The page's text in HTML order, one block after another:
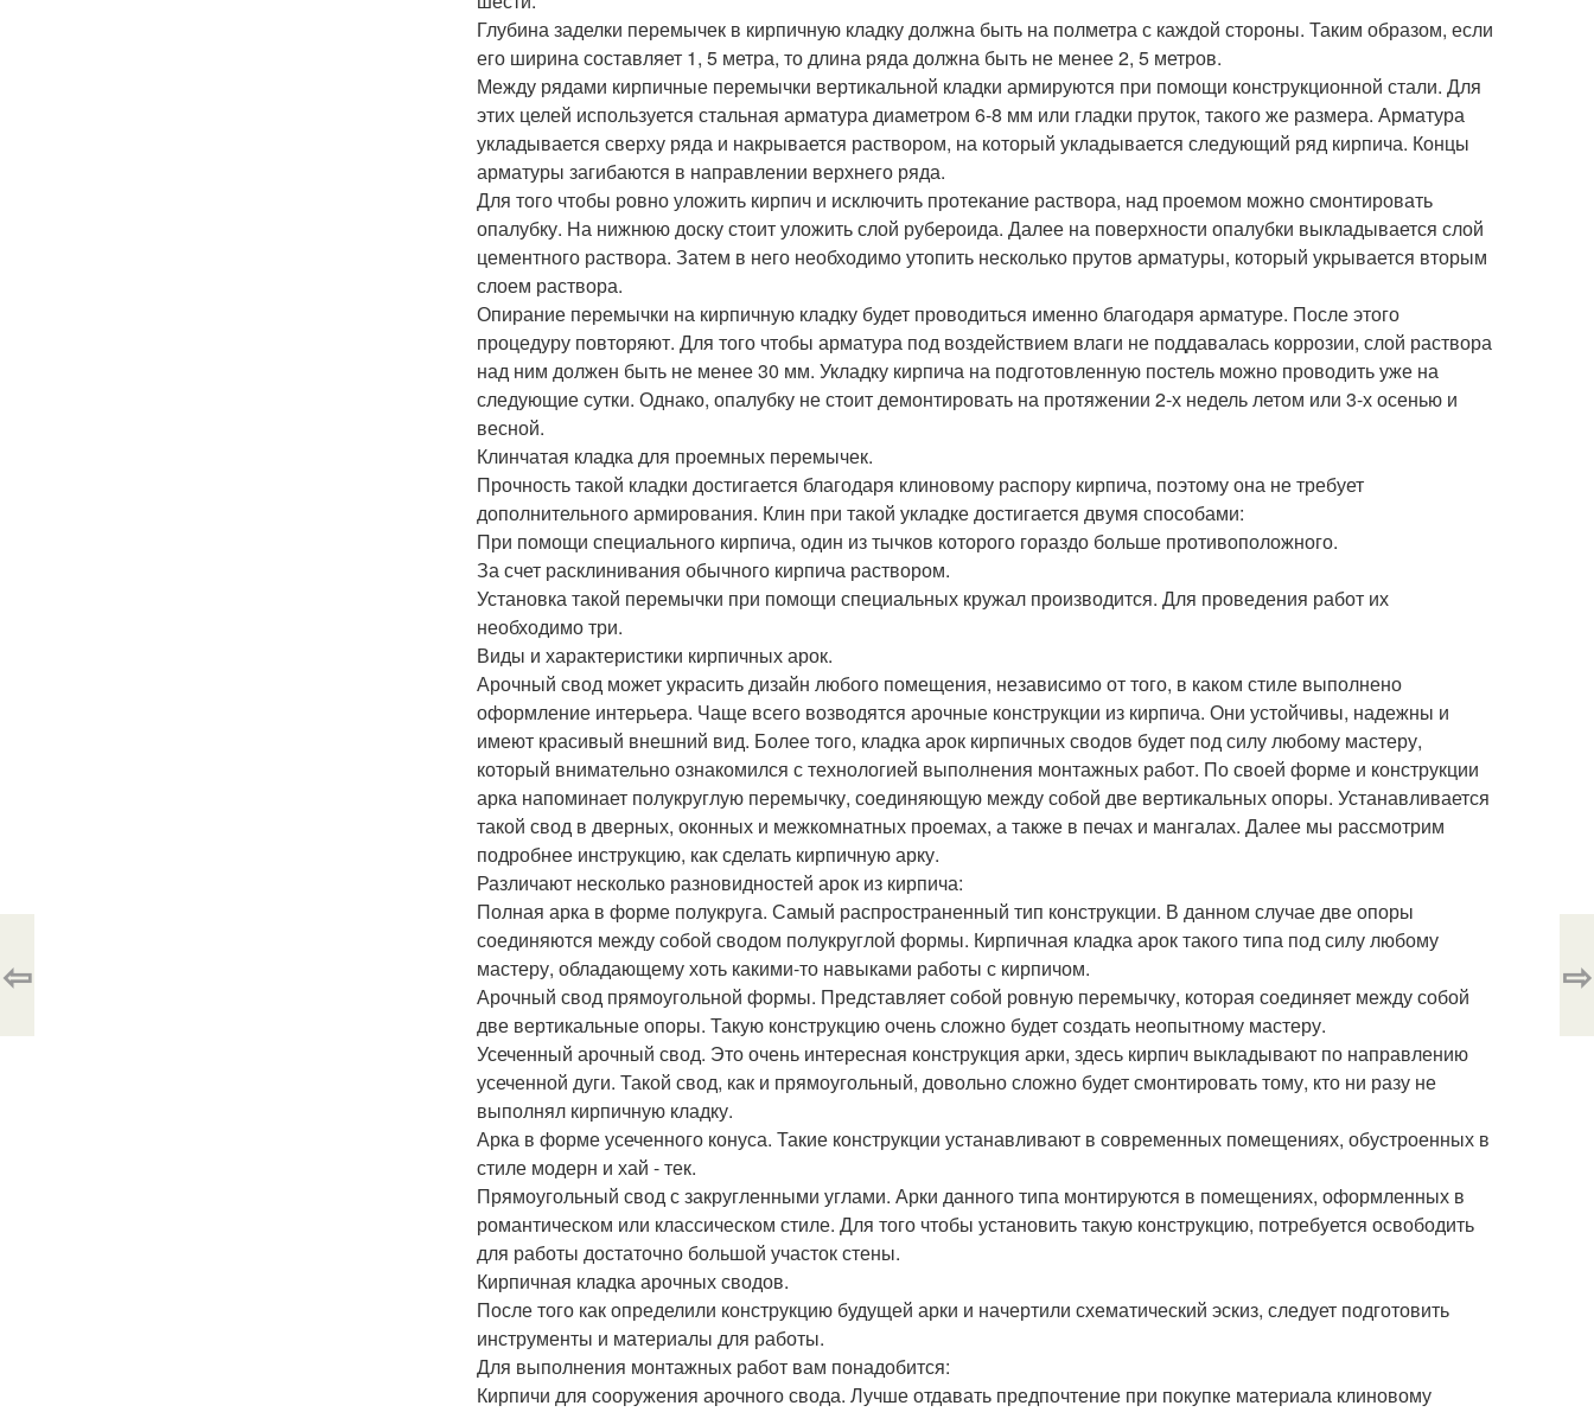
Глубина заделки перемычек в кирпичную кладку должна быть на полметра с каждой стороны. Таким образом, если
его ширина составляет 1, 5 метра, то длина ряда должна быть не менее 2, 5 метров.
Между рядами кирпичные перемычки вертикальной кладки армируются при помощи конструкционной стали. Для
этих целей используется стальная арматура диаметром 6-8 мм или гладки пруток, такого же размера. Арматура
укладывается сверху ряда и накрывается раствором, на который укладывается следующий ряд кирпича. Концы
арматуры загибаются в направлении верхнего ряда.
Для того чтобы ровно уложить кирпич и исключить протекание раствора, над проемом можно смонтировать
опалубку. На нижнюю доску стоит уложить слой рубероида. Далее на поверхности опалубки выкладывается слой
цементного раствора. Затем в него необходимо утопить несколько прутов арматуры, который укрывается вторым
слоем раствора.
Опирание перемычки на кирпичную кладку будет проводиться именно благодаря арматуре. После этого
процедуру повторяют. Для того чтобы арматура под воздействием влаги не поддавалась коррозии, слой раствора
над ним должен быть не менее 30 мм. Укладку кирпича на подготовленную постель можно проводить уже на
следующие сутки. Однако, опалубку не стоит демонтировать на протяжении 2-х недель летом или 3-х осенью и
весной.
Клинчатая кладка для проемных перемычек.
Прочность такой кладки достигается благодаря клиновому распору кирпича, поэтому она не требует
дополнительного армирования. Клин при такой укладке достигается двумя способами:
При помощи специального кирпича, один из тычков которого гораздо больше противоположного.
За счет расклинивания обычного кирпича раствором.
Установка такой перемычки при помощи специальных кружал производится. Для проведения работ их
необходимо три.
Виды и характеристики кирпичных арок.
Арочный свод может украсить дизайн любого помещения, независимо от того, в каком стиле выполнено
оформление интерьера. Чаще всего возводятся арочные конструкции из кирпича. Они устойчивы, надежны и
имеют красивый внешний вид. Более того, кладка арок кирпичных сводов будет под силу любому мастеру,
который внимательно ознакомился с технологией выполнения монтажных работ. По своей форме и конструкции
арка напоминает полукруглую перемычку, соединяющую между собой две вертикальных опоры. Устанавливается
такой свод в дверных, оконных и межкомнатных проемах, а также в печах и мангалах. Далее мы рассмотрим
подробнее инструкцию, как сделать кирпичную арку.
Различают несколько разновидностей арок из кирпича:
Полная арка в форме полукруга. Самый распространенный тип конструкции. В данном случае две опоры
соединяются между собой сводом полукруглой формы. Кирпичная кладка арок такого типа под силу любому
мастеру, обладающему хоть какими-то навыками работы с кирпичом.
Арочный свод прямоугольной формы. Представляет собой ровную перемычку, которая соединяет между собой
две вертикальные опоры. Такую конструкцию очень сложно будет создать неопытному мастеру.
Усеченный арочный свод. Это очень интересная конструкция арки, здесь кирпич выкладывают по направлению
усеченной дуги. Такой свод, как и прямоугольный, довольно сложно будет смонтировать тому, кто ни разу не
выполнял кирпичную кладку.
Арка в форме усеченного конуса. Такие конструкции устанавливают в современных помещениях, обустроенных в
стиле модерн и хай - тек.
Прямоугольный свод с закругленными углами. Арки данного типа монтируются в помещениях, оформленных в
романтическом или классическом стиле. Для того чтобы установить такую конструкцию, потребуется освободить
для работы достаточно большой участок стены.
Кирпичная кладка арочных сводов.
После того как определили конструкцию будущей арки и начертили схематический эскиз, следует подготовить
инструменты и материалы для работы.
Для выполнения монтажных работ вам понадобится:
Кирпичи для сооружения арочного свода. Лучше отдавать предпочтение при покупке материала клиновому
⇦ ⇨